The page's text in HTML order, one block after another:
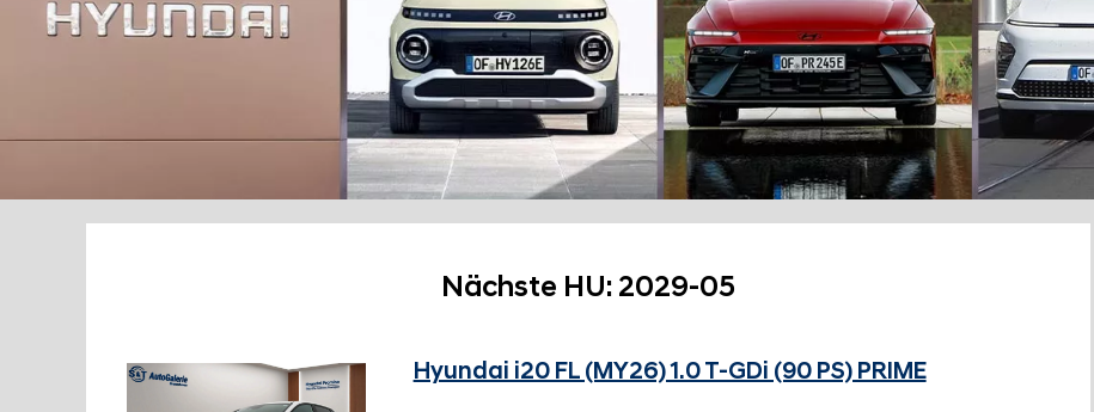
Nächste HU: 2029-05
Hyundai i20 FL (MY26) 1.0 T-GDi (90 PS) PRIME